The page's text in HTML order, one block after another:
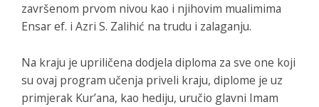
završenom prvom nivou kao i njihovim mualimima
Ensar ef. i Azri S. Zalihić na trudu i zalaganju.
Na kraju je upriličena dodjela diploma za sve one koji
su ovaj program učenja priveli kraju, diplome je uz
primjerak Kur’ana, kao hediju, uručio glavni Imam